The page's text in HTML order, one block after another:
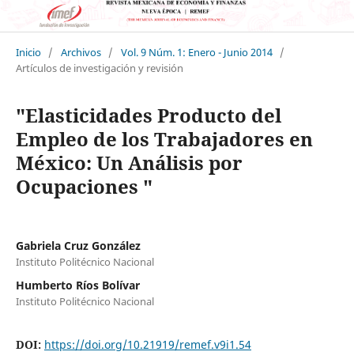
Inicio / Archivos / Vol. 9 Núm. 1: Enero - Junio 2014 /
Artículos de investigación y revisión
"Elasticidades Producto del
Empleo de los Trabajadores en
México: Un Análisis por
Ocupaciones "
Gabriela Cruz González
Instituto Politécnico Nacional
Humberto Ríos Bolívar
Instituto Politécnico Nacional
DOI: https://doi.org/10.21919/remef.v9i1.54